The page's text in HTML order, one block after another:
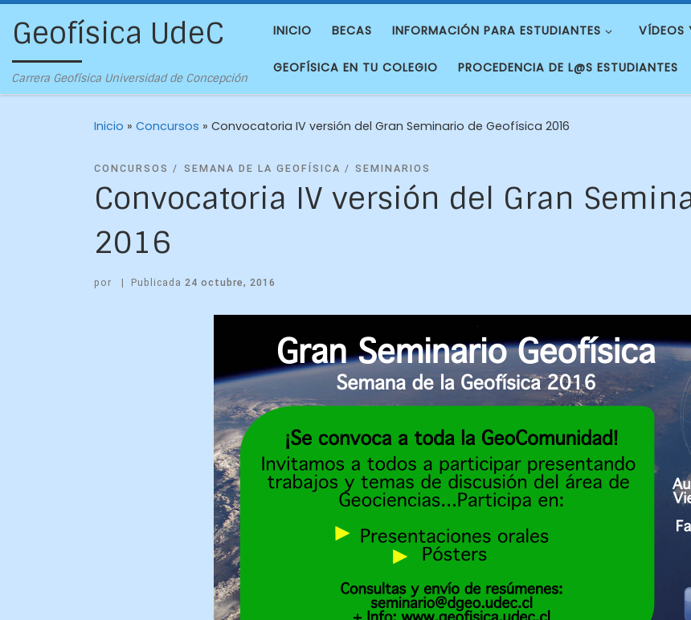
Geofísica UdeC
Carrera Geofísica Universidad de Concepción
INICIO BECAS INFORMACIÓN PARA ESTUDIANTES VÍDEOS
GEOFÍSICA EN TU COLEGIO PROCEDENCIA DE L@S ESTUDIANTES
Inicio » Concursos » Convocatoria IV versión del Gran Seminario de Geofísica 2016
CONCURSOS SEMANA DE LA GEOFÍSICA SEMINARIOS
Convocatoria IV versión del Gran
2016
por | Publicada 24 octubre, 2016